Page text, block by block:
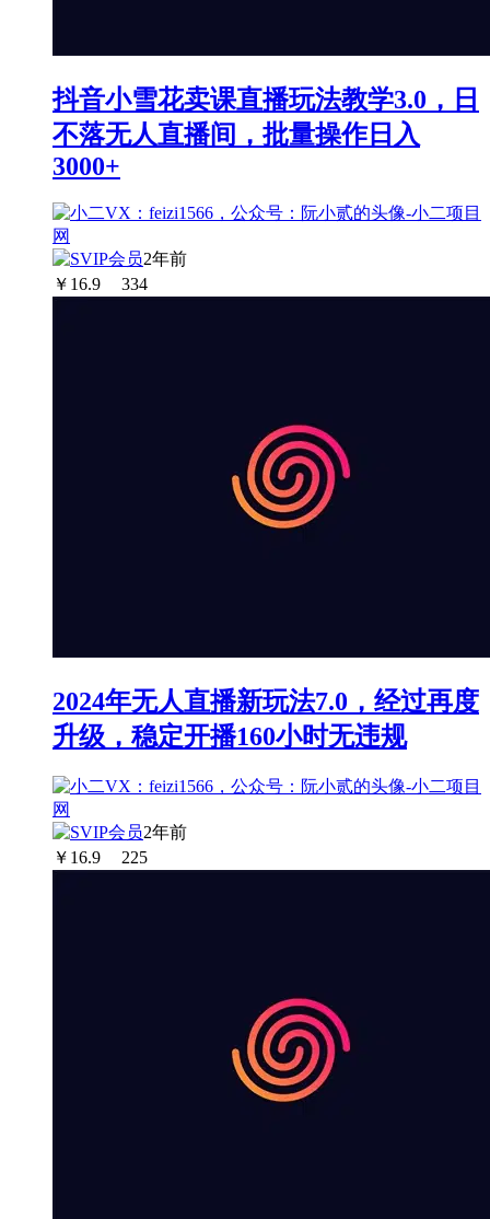
抖音小雪花卖课直播玩法教学3.0，日
不落无人直播间，批量操作日入
3000+
2年前
￥ 16.9 334
2024年无人直播新玩法7.0，经过再度
升级，稳定开播160小时无违规
2年前
￥ 16.9 225